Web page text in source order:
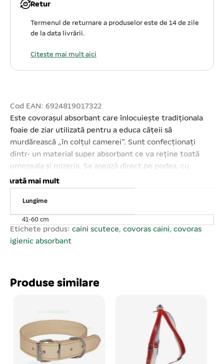
Retur
Termenul de returnare a produselor este de 14 de zile
de la data livrării.
Citeste mai mult aici
Cod EAN: 6924819017322
Este covorașul absorbant care înlocuiește tradiționala
foaie de ziar utilizată pentru a educa cățeii să
murdărească „în colțul camerei”. Sunt confecționați
dintr- un material super absorbant ce va reține toată
umezeala și mizeria. Se așează direct pe podea, cu
partea filtrantă îndreptată în sus, iar cea impermeabilă,
care împiedică scurgerile de lichide, către podea. este
optim și ca „toaletă” pentru câini adulți în cazul în care
nu e posibilă scoaterea acestora afară. În plus, e ideal
pentru a proteja zonele în care câinele stă de obicei
(fotolii, covoare, cușcă sau patul câinelui). Pachetul
Arată mai mult
Lungime
41-60 cm
Etichete produs: caini scutece, covoras caini, covoras
igienic absorbant
Produse similare